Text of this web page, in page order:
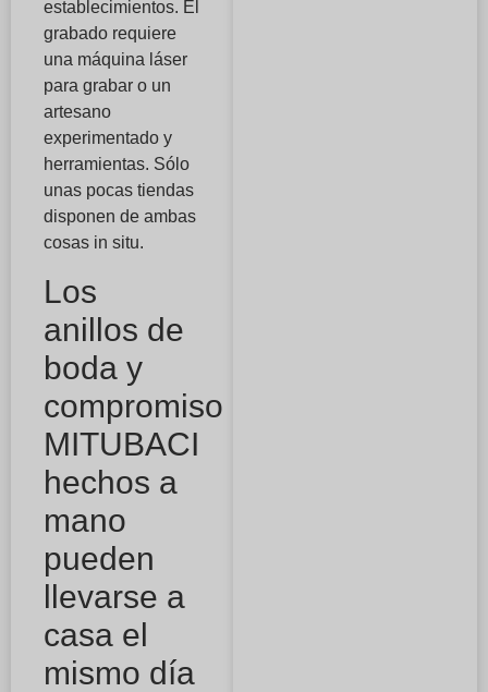
establecimientos. El
grabado requiere
una máquina láser
para grabar o un
artesano
experimentado y
herramientas. Sólo
unas pocas tiendas
disponen de ambas
cosas in situ.
Los
anillos de
boda y
compromiso
MITUBACI
hechos a
mano
pueden
llevarse a
casa el
mismo día